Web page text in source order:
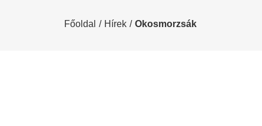
Főoldal / Hírek / Okosmorzsák